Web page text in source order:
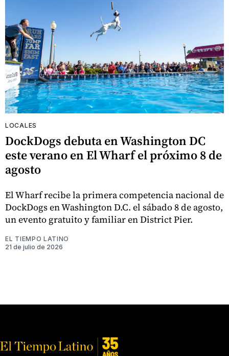
LOCALES
DockDogs debuta en Washington DC
este verano en El Wharf el próximo 8 de
agosto
El Wharf recibe la primera competencia nacional de
DockDogs en Washington D.C. el sábado 8 de agosto,
un evento gratuito y familiar en District Pier.
EL TIEMPO LATINO
21 de julio de 2026